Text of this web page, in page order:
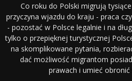
Co roku do Polski migrują
przyczyna wjazdu do kraju - praca
- pozostać w Polsce legalnie i na
tylko o przepięknej turystycznej
na skomplikowane pytania,
dać możliwość migrantom
prawach i umieć